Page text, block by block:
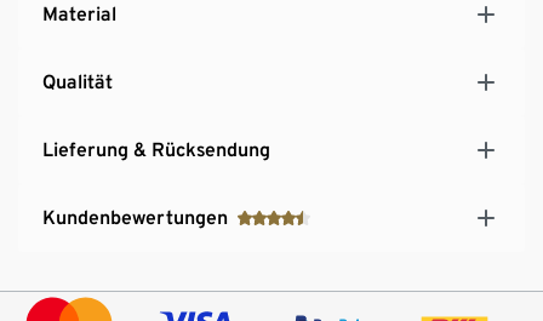
Material
Qualität
Lieferung & Rücksendung
Kundenbewertungen